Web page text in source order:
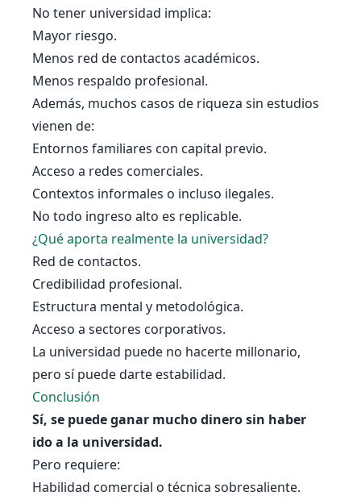
No tener universidad implica:
Mayor riesgo.
Menos red de contactos académicos.
Menos respaldo profesional.
Además, muchos casos de riqueza sin estudios
vienen de:
Entornos familiares con capital previo.
Acceso a redes comerciales.
Contextos informales o incluso ilegales.
No todo ingreso alto es replicable.
¿Qué aporta realmente la universidad?
Red de contactos.
Credibilidad profesional.
Estructura mental y metodológica.
Acceso a sectores corporativos.
La universidad puede no hacerte millonario,
pero sí puede darte estabilidad.
Conclusión
Sí, se puede ganar mucho dinero sin haber
ido a la universidad.
Pero requiere:
Habilidad comercial o técnica sobresaliente.